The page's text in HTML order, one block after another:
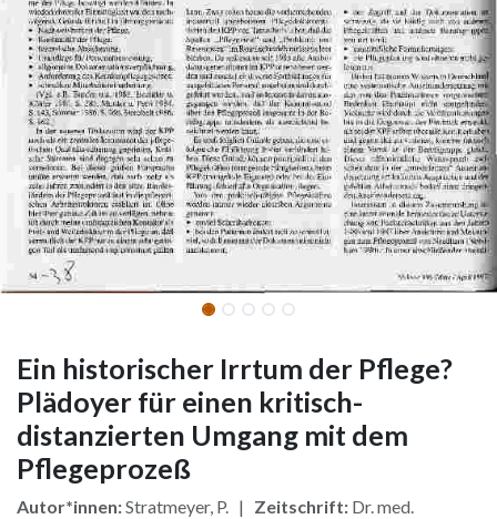
Ein historischer Irrtum der Pflege?
Plädoyer für einen kritisch-
distanzierten Umgang mit dem
Pflegeprozeß
Autor*innen:Stratmeyer, P. | Zeitschrift: Dr. med.